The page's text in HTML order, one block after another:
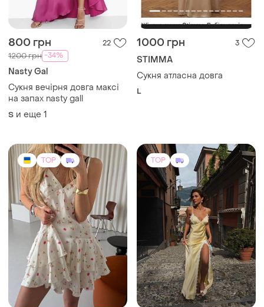
Сукня вечірня довга максі
на запах nasty gall
S и еще 1
Сукня атласна довга
L
TOP
1800 грн
AN.VE.STUDIO
Віскозний сарафан
S и еще 1
3500 грн 33
Розкішна сукня
ХS и еще 3